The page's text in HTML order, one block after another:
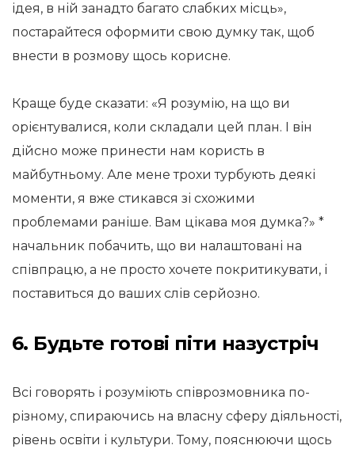
ідея, в ній занадто багато слабких місць»,
постарайтеся оформити свою думку так, щоб
внести в розмову щось корисне.
Краще буде сказати: «Я розумію, на що ви
орієнтувалися, коли складали цей план. І він
дійсно може принести нам користь в
майбутньому. Але мене трохи турбують деякі
моменти, я вже стикався зі схожими
проблемами раніше. Вам цікава моя думка?» *
начальник побачить, що ви налаштовані на
співпрацю, а не просто хочете покритикувати, і
поставиться до ваших слів серйозно.
6. Будьте готові піти назустріч
Всі говорять і розуміють співрозмовника по-
різному, спираючись на власну сферу діяльності,
рівень освіти і культури. Тому, пояснюючи щось